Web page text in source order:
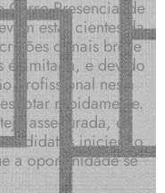
Curso Presencial de
estar cientes da
o mais breve
é limitada, e devido
profissional nesta
rapidamente.
assegurada, é
iniciem o
a oportunidade se